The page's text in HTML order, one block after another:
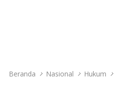
Beranda Nasional Hukum